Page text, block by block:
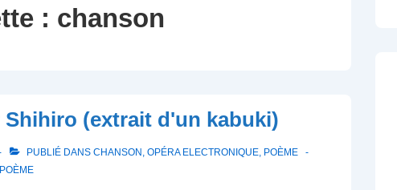
: chanson
(extrait d'un kabuki)
PUBLIÉ DANS CHANSON , OPÉRA ELECTRONIQUE, POÈME
POÈME